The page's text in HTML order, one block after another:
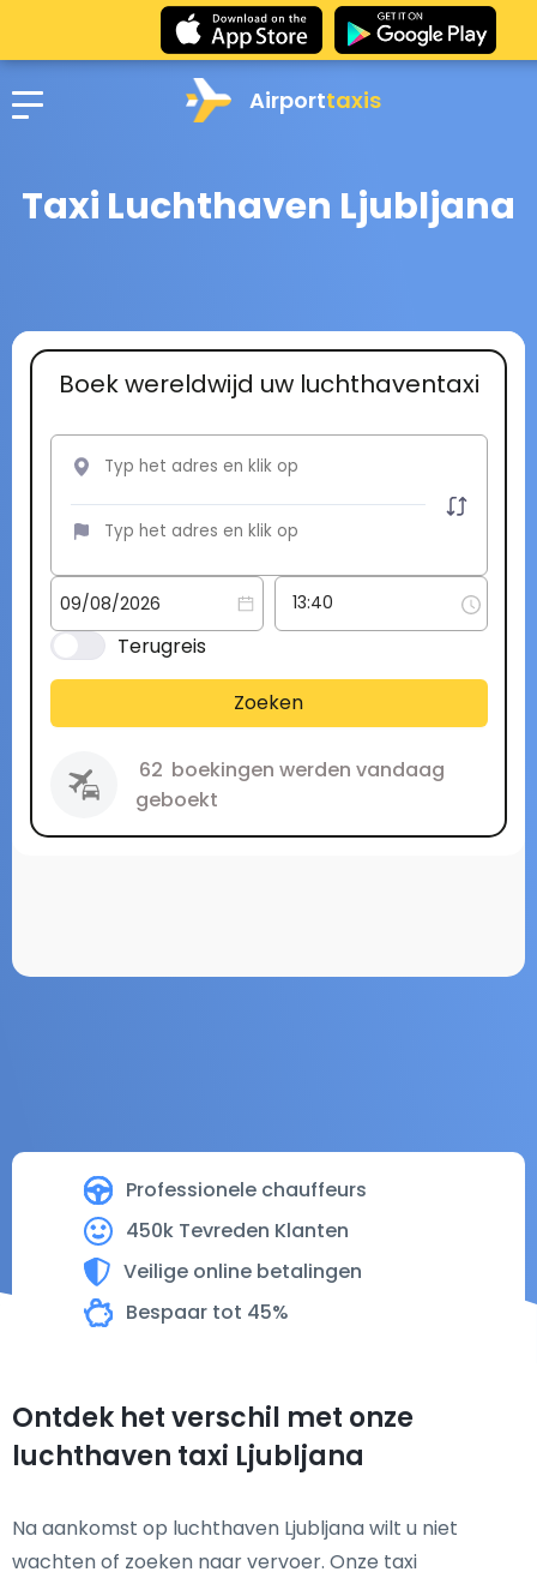
Airporttaxis
Taxi Luchthaven Ljubljana
Professionele chauffeurs
450k Tevreden Klanten
Veilige online betalingen
Bespaar tot 45%
Boek wereldwijd uw luchthaventaxi
Terugreis
Zoeken
62 boekingen werden vandaag
geboekt
Ontdek het verschil met onze
luchthaven taxi Ljubljana
Na aankomst op luchthaven Ljubljana wilt u niet
wachten of zoeken naar vervoer. Onze taxi